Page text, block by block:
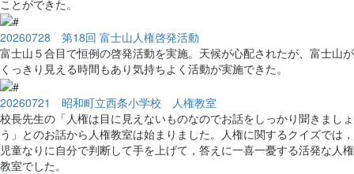
ことができた。
20260728 第18回 富士山人権啓発活動
富士山５合目で恒例の啓発活動を実施。天候が心配されたが、富士山が
くっきり見える時間もあり気持ちよく活動が実施できた。
20260721 昭和町立西条小学校 人権教室
校長先生の「人権は目に見えないものなのでお話をしっかり聞きましょ
う」とのお話から人権教室は始まりました。人権に関するクイズでは，
児童なりに自分で判断して手を上げて，答えに一喜一憂する活発な人権
教室でした。